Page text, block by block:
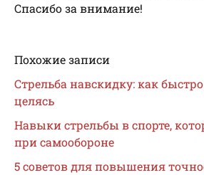
Спасибо за внимание!
Похожие записи
Стрельба навскидку: как
целясь
Навыки стрельбы в спорте,
при самообороне
5 советов для повышения